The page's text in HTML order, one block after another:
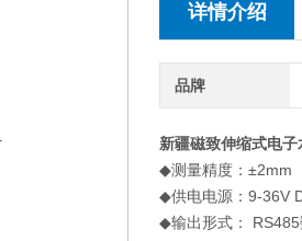
详情介绍
品牌
新疆磁致伸缩式电子
◆测量精
◆供电电源：9-36V
◆输出形式：